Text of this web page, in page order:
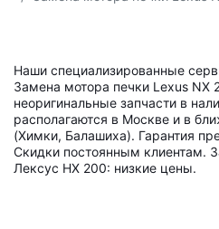
Наши специализированные
Замена мотора печки Lexus NX
неоригинальные запчасти в
располагаются в Москве и в
(Химки, Балашиха). Гарантия
Скидки постоянным клиентам.
Лексус НХ 200: низкие цены.